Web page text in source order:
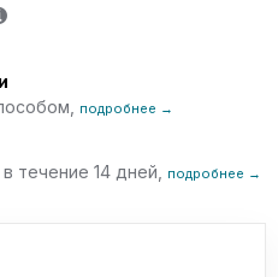
подробнее →
течение 14 дней,
подробнее →